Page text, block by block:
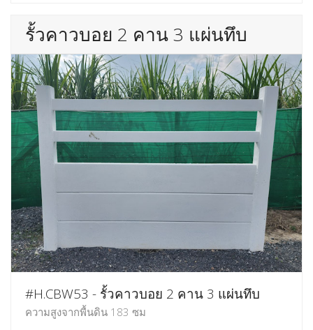
รั้วคาวบอย 2 คาน 3 แผ่นทึบ
#H.CBW53 - รั้วคาวบอย 2 คาน 3 แผ่นทึบ
ความสูงจากพื้นดิน 183 ซม